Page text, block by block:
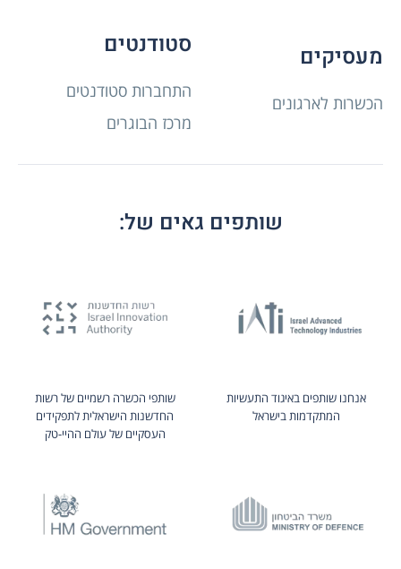
מעסיקים
הכשרות לארגונים
סטודנטים
התחברות סטודנטים
מרכז הבוגרים
שותפים גאים של:
אנחנו שותפים באיגוד התעשיות
המתקדמות בישראל
שותפי הכשרה רשמיים של רשות
החדשנות הישראלית לתפקידים
העסקיים של עולם ההיי-טק